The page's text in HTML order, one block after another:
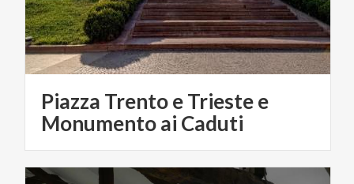
Piazza Trento e Trieste e
Monumento ai Caduti